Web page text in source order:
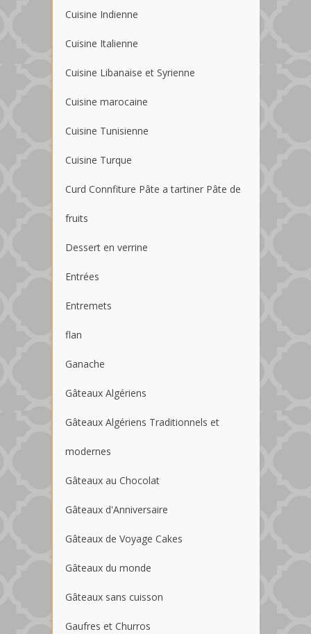
Cuisine Indienne
Cuisine Italienne
Cuisine Libanaise et Syrienne
Cuisine marocaine
Cuisine Tunisienne
Cuisine Turque
Curd Connfiture Pâte a tartiner Pâte de
fruits
Dessert en verrine
Entrées
Entremets
flan
Ganache
Gâteaux Algériens
Gâteaux Algériens Traditionnels et
modernes
Gâteaux au Chocolat
Gâteaux d'Anniversaire
Gâteaux de Voyage Cakes
Gâteaux du monde
Gâteaux sans cuisson
Gaufres et Churros